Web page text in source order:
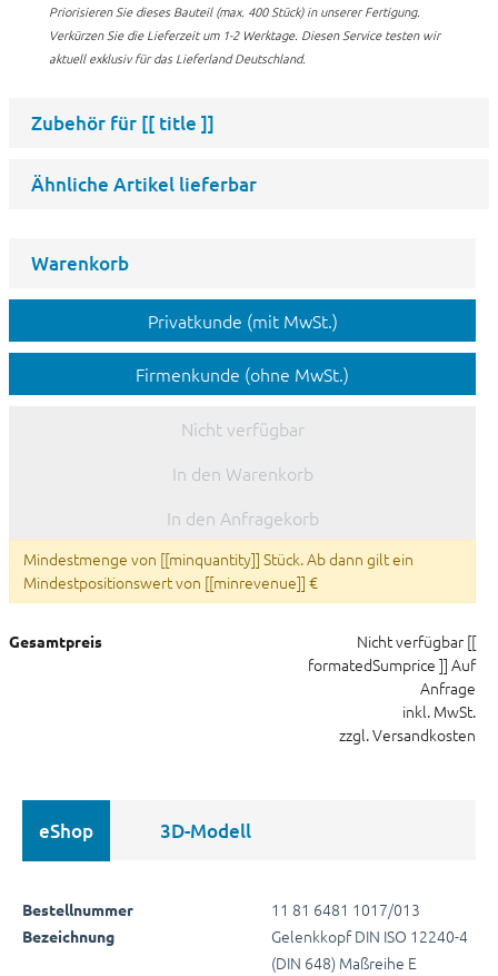
Priorisieren Sie dieses Bauteil (max. 400 Stück) in unserer Fertigung.
Verkürzen Sie die Lieferzeit um 1-2 Werktage. Diesen Service testen wir
aktuell exklusiv für das Lieferland Deutschland.
Zubehör für [[ title ]]
Ähnliche Artikel lieferbar
Warenkorb
Privatkunde (mit MwSt.)
Firmenkunde (ohne MwSt.)
Nicht verfügbar
In den Warenkorb
In den Anfragekorb
Mindestmenge von [[minquantity]] Stück. Ab dann gilt ein
Mindestpositionswert von [[minrevenue]] €
Gesamtpreis Nicht verfügbar [[
formatedSumprice ]] Auf
Anfrage
inkl. MwSt.
zzgl. Versandkosten
eShop 3D-Modell
Bestellnummer 11 81 6481 1017/013
Bezeichnung
Gelenkkopf DIN ISO 12240-4
(DIN 648) Maßreihe E